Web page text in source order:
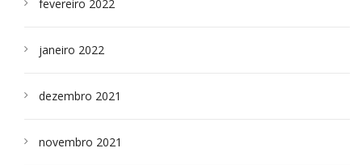
fevereiro 2022
janeiro 2022
dezembro 2021
novembro 2021